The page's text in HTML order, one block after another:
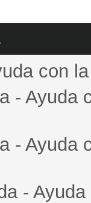
con
- Ayuda
- Ayuda
-